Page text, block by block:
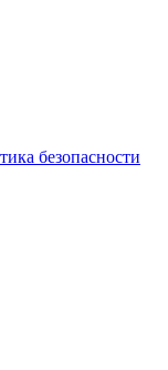
безопасности